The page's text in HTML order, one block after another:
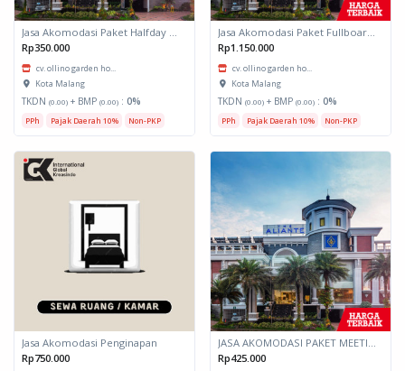
Rp350.000
cv. ollino garden ho...
Kota Malang
TKDN (0.00) + BMP (0.00) : 0%
PPh Pajak Daerah 10% Non-PKP
Rp1.150.000
cv. ollino garden ho...
Kota Malang
TKDN (0.00) + BMP (0.00) : 0%
PPh Pajak Daerah 10% Non-PKP
Jasa Akomodasi Penginapan
Rp750.000
Rp425.000